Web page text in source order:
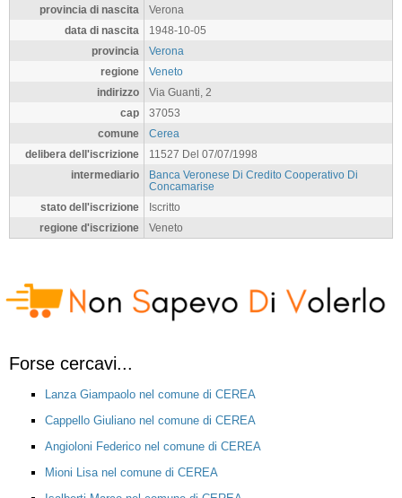
provincia di nascita
Verona
data di nascita
1948-10-05
provincia
Verona
regione
Veneto
indirizzo
Via Guanti, 2
cap
37053
comune
Cerea
delibera dell'iscrizione
11527 Del 07/07/1998
intermediario
Banca Veronese Di Credito Cooperativo Di
Concamarise
stato dell'iscrizione
Iscritto
regione d'iscrizione
Veneto
Forse cercavi...
Lanza Giampaolo nel comune di CEREA
Cappello Giuliano nel comune di CEREA
Angioloni Federico nel comune di CEREA
Mioni Lisa nel comune di CEREA